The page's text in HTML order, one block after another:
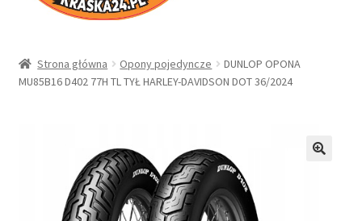
Sklep
Moje konto
Regulamin
Strona główna Opony pojedyncze
DUNLOP OPONA
MU85B16 D402 77H TL TYŁ HARLEY-DAVIDSON DOT 36/2024